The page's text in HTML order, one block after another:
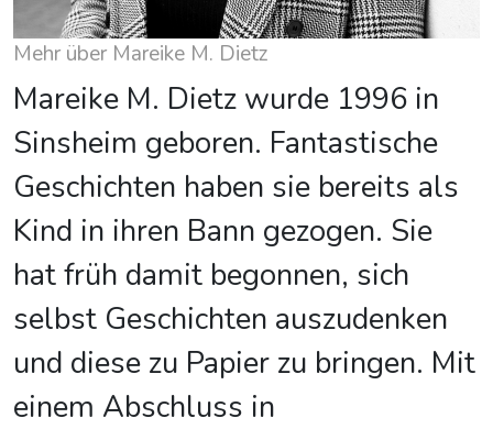
Mehr über Mareike M. Dietz
Mareike M. Dietz wurde 1996 in
Sinsheim geboren. Fantastische
Geschichten haben sie bereits als
Kind in ihren Bann gezogen. Sie
hat früh damit begonnen, sich
selbst Geschichten auszudenken
und diese zu Papier zu bringen. Mit
einem Abschluss in